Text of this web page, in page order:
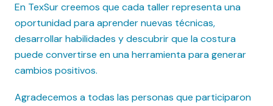
En TexSur creemos que cada taller representa una
oportunidad para aprender nuevas técnicas,
desarrollar habilidades y descubrir que la costura
puede convertirse en una herramienta para generar
cambios positivos.
Agradecemos a todas las personas que participaron